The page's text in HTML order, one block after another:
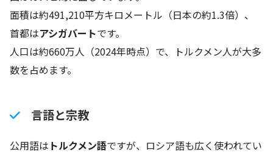
面積は約491,210平方キロメートル（日本の約1.3倍）、
首都はアシガバートです。
人口は約660万人（2024年時点）で、トルクメン人が大多
数を占めます。
言語と宗教
公用語は トルクメン語ですが、ロシア語も広く使われてい